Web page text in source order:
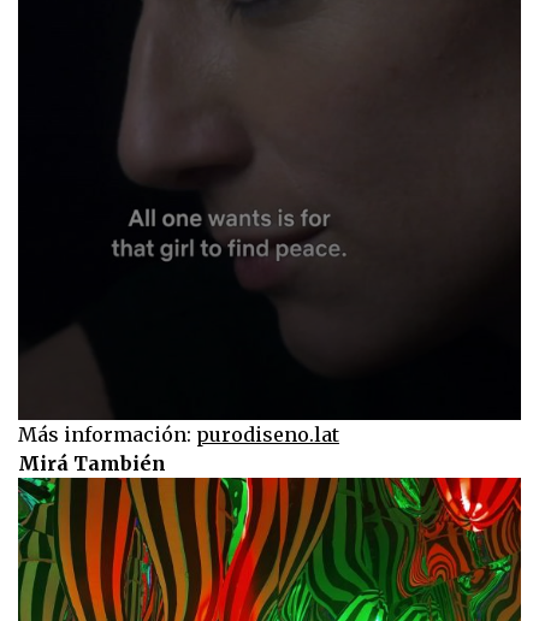
0
seconds
of
30
seconds
Más información: purodiseno.lat
Mirá También